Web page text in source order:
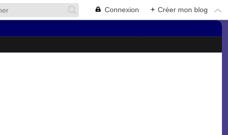
Connexion + Créer mon blog